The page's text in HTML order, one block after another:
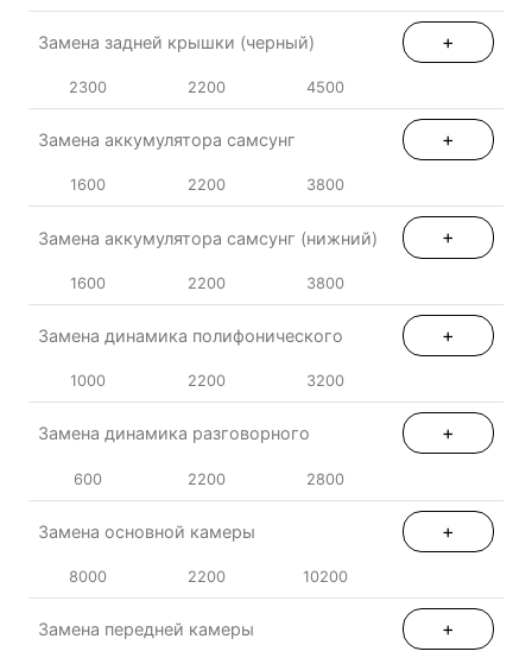
Замена задней крышки (черный)
2300 2200 4500
+
Замена аккумулятора самсунг
1600 2200 3800
+
Замена аккумулятора самсунг (нижний)
1600 2200 3800
+
Замена динамика полифонического
1000 2200 3200
+
Замена динамика разговорного
600 2200 2800
+
Замена основной камеры
8000 2200 10200
+
Замена передней камеры +